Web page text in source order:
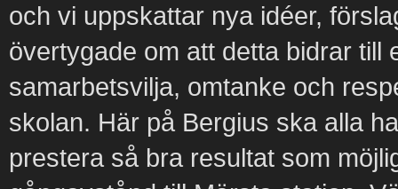
och vi uppskattar nya idéer,
övertygade om att detta bidrar
samarbetsvilja, omtanke och
skolan. Här på Bergius ska alla
prestera så bra resultat som